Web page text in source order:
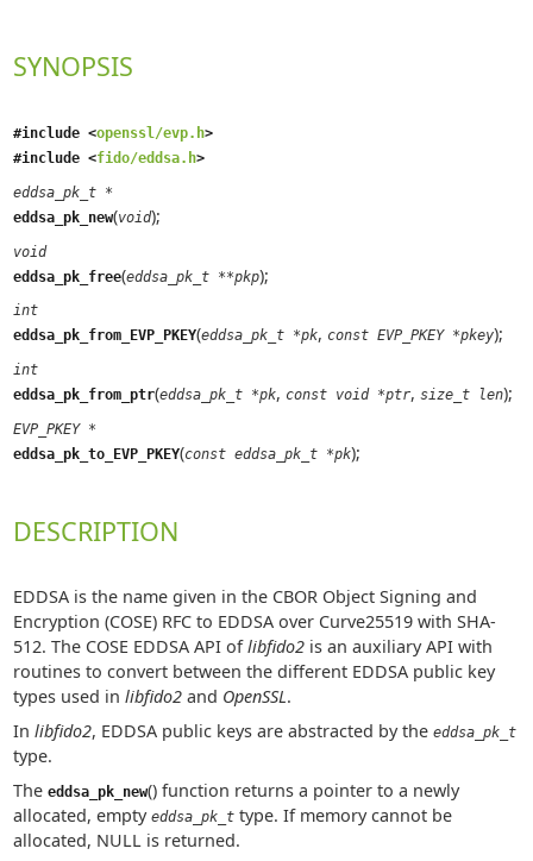
SYNOPSIS
#include <openssl/evp.h>
#include <fido/eddsa.h>
eddsa_pk_t *
eddsa_pk_new(void);
void
eddsa_pk_free(eddsa_pk_t **pkp);
int
eddsa_pk_from_EVP_PKEY(eddsa_pk_t *pk, const EVP_PKEY *pkey);
int
eddsa_pk_from_ptr(eddsa_pk_t *pk, const void *ptr, size_t len);
EVP_PKEY *
eddsa_pk_to_EVP_PKEY(const eddsa_pk_t *pk);
DESCRIPTION
EDDSA is the name given in the CBOR Object Signing and
Encryption (COSE) RFC to EDDSA over Curve25519 with SHA-
512. The COSE EDDSA API oflibfido2is an auxiliary API with
routines to convert between the different EDDSA public key
types used in libfido2and OpenSSL.
In libfido2, EDDSA public keys are abstracted by the eddsa_pk_t
type.
The eddsa_pk_new() function returns a pointer to a newly
allocated, empty eddsa_pk_ttype. If memory cannot be
allocated, NULL is returned.